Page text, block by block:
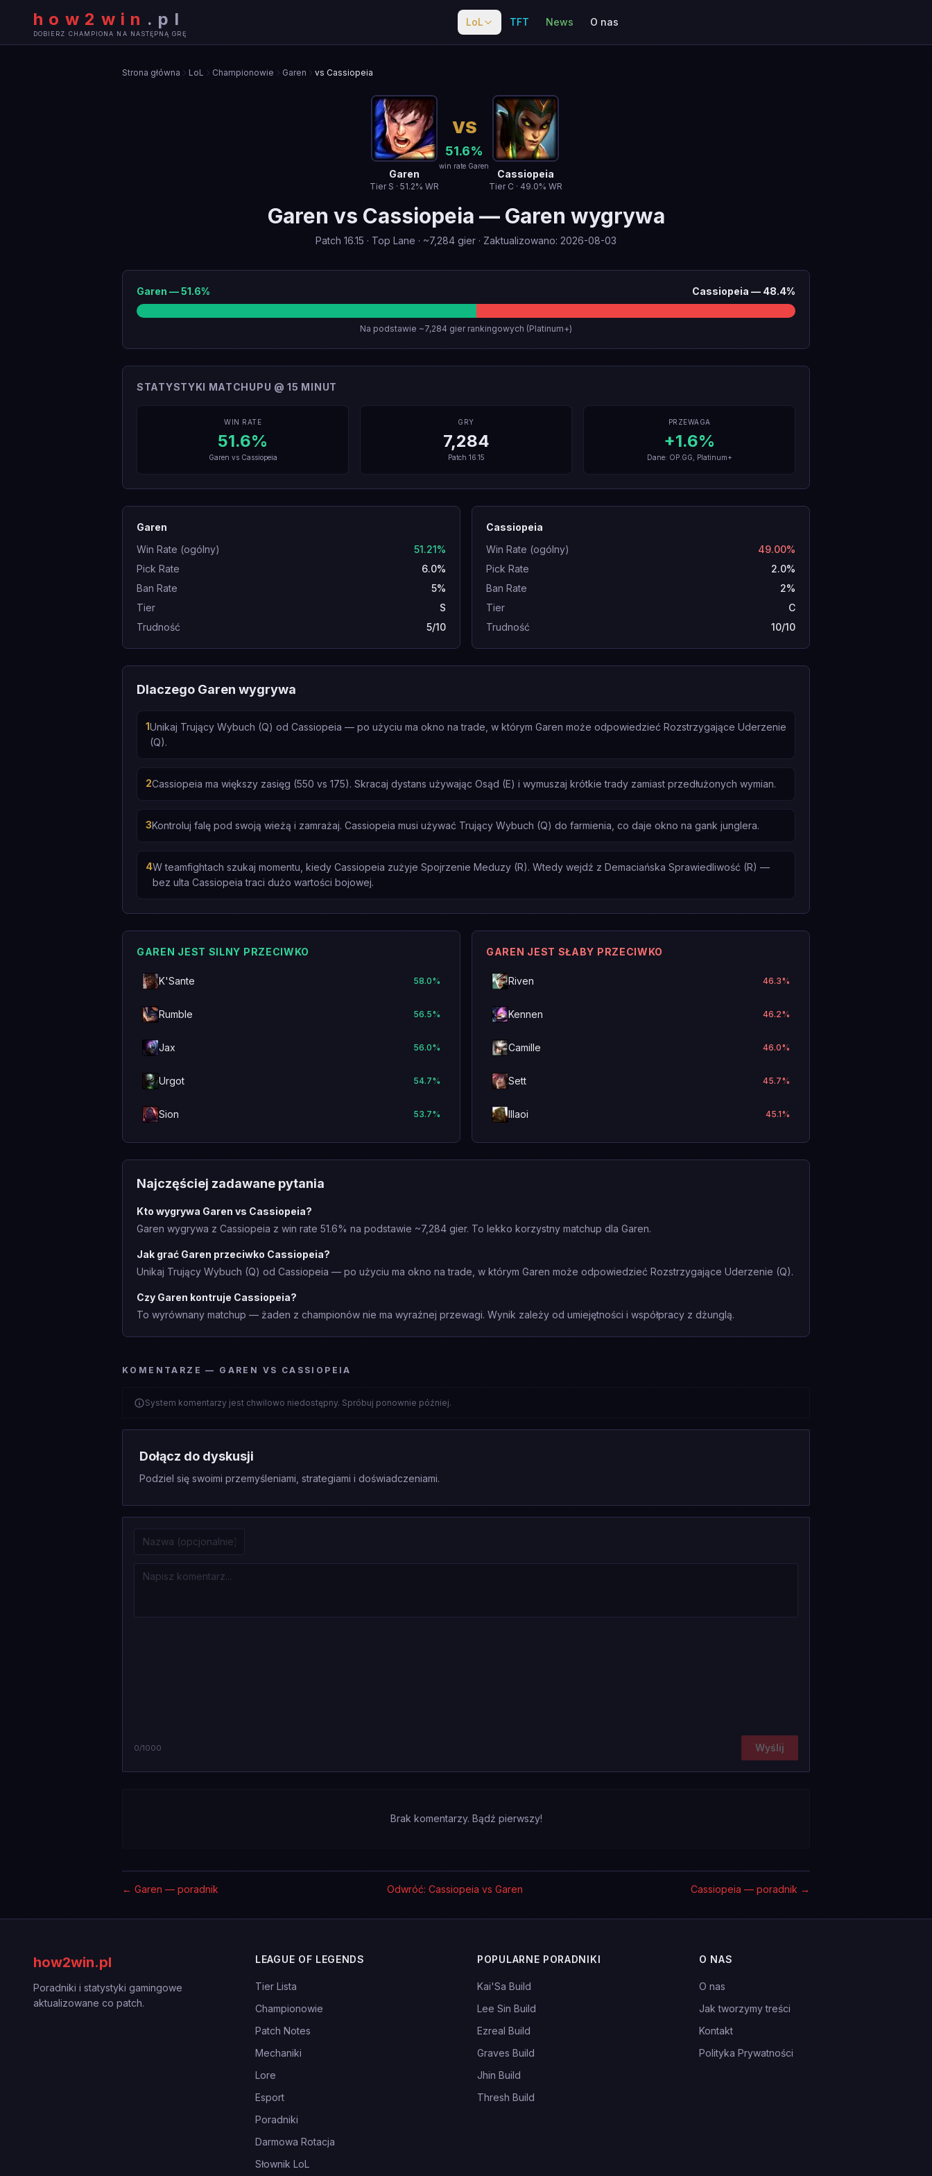
how2win . pl
DOBIERZ CHAMPIONA NA NASTĘPNĄ GRĘ
LoL TFT News O nas
Strona główna LoL Championowie Garen vs Cassiopeia
Garen
Tier S · 51.2% WR
VS
51.6%
win rate Garen
Cassiopeia
Tier C · 49.0% WR
Garen vs Cassiopeia — Garen wygrywa
Patch 16.15 · Top Lane · ~7,284 gier · Zaktualizowano: 2026-08-03
Garen —51.6% Cassiopeia — 48.4%
Na podstawie ~7,284 gier rankingowych (Platinum+)
STATYSTYKI MATCHUPU @ 15 MINUT
WIN RATE
51.6%
Garen vs Cassiopeia
GRY
7,284
Patch 16.15
PRZEWAGA
+1.6%
Dane: OP.GG, Platinum+
Garen
Win Rate (ogólny)
51.21%
Pick Rate
6.0%
Ban Rate
5%
Tier
S
Trudność
5/10
Cassiopeia
Win Rate (ogólny)
49.00%
Pick Rate
2.0%
Ban Rate
2%
Tier
C
Trudność
10/10
Dlaczego Garen wygrywa
1Unikaj Trujący Wybuch (Q) od Cassiopeia — po użyciu ma okno na trade, w którym Garen może odpowiedzieć Rozstrzygające Uderzenie
(Q).
2Cassiopeia ma większy zasięg (550 vs 175). Skracaj dystans używając Osąd (E) i wymuszaj krótkie trady zamiast przedłużonych wymian.
3Kontroluj falę pod swoją wieżą i zamrażaj. Cassiopeia musi używać Trujący Wybuch (Q) do farmienia, co daje okno na gank junglera.
4W teamfightach szukaj momentu, kiedy Cassiopeia zużyje Spojrzenie Meduzy (R). Wtedy wejdź z Demaciańska Sprawiedliwość (R) —
bez ulta Cassiopeia traci dużo wartości bojowej.
GAREN JEST SILNY PRZECIWKO
K'Sante 58.0%
Rumble 56.5%
Jax 56.0%
Urgot 54.7%
Sion 53.7%
GAREN JEST SŁABY PRZECIWKO
Riven 46.3%
Kennen 46.2%
Camille 46.0%
Sett 45.7%
Illaoi 45.1%
Najczęściej zadawane pytania
Kto wygrywa Garen vs Cassiopeia?
Garen wygrywa z Cassiopeia z win rate 51.6% na podstawie ~7,284 gier. To lekko korzystny matchup dla Garen.
Jak grać Garen przeciwko Cassiopeia?
Unikaj Trujący Wybuch (Q) od Cassiopeia — po użyciu ma okno na trade, w którym Garen może odpowiedzieć Rozstrzygające Uderzenie (Q).
Czy Garen kontruje Cassiopeia?
To wyrównany matchup — żaden z championów nie ma wyraźnej przewagi. Wynik zależy od umiejętności i współpracy z dżunglą.
KOMENTARZE — GAREN VS CASSIOPEIA
System komentarzy jest chwilowo niedostępny. Spróbuj ponownie później.
Dołącz do dyskusji
Podziel się swoimi przemyśleniami, strategiami i doświadczeniami.
0/1000 Wyślij
Brak komentarzy. Bądź pierwszy!
← Garen — poradnik Odwróć: Cassiopeia vs Garen Cassiopeia — poradnik →
how2win.pl
Poradniki i statystyki gamingowe
aktualizowane co patch.
LEAGUE OF LEGENDS
Tier Lista
Championowie
Patch Notes
Mechaniki
Lore
Esport
Poradniki
Darmowa Rotacja
Słownik LoL
POPULARNE PORADNIKI
Kai'Sa Build
Lee Sin Build
Ezreal Build
Graves Build
Jhin Build
Thresh Build
O NAS
O nas
Jak tworzymy treści
Kontakt
Polityka Prywatności